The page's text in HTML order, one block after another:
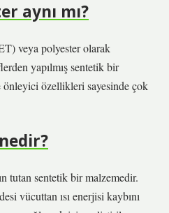
aynı mı?
veya polyester olarak
yapılmış sentetik bir
önleyici özellikleri sayesinde çok
tutan sentetik bir malzemedir.
vücuttan ısı enerjisi kaybını